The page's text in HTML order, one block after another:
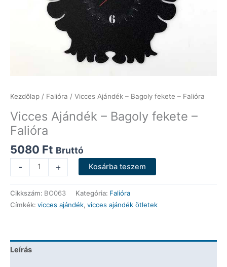
Kezdőlap / Falióra / Vicces Ajándék – Bagoly fekete – Falióra
Vicces Ajándék – Bagoly fekete –
Falióra
5080 Ft Bruttó
-
Ajándék
-
Bagoly
fekete
mennyiség
+ Kosárba teszem
Cikkszám: BO063 Kategória: Falióra
Címkék: vicces ajándék, vicces ajándék ötletek
Leírás